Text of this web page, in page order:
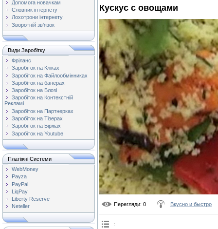
Допомога новачкам
Словник інтернету
Лохотрони інтернету
Зворотній зв'язок
Види Заробітку
Фріланс
Заробіток на Кліках
Заробіток на Файлообмінниках
Заробіток на банерах
Заробіток на Блозі
Заробіток на Контекстній
Рекламі
Заробіток на Партнерках
Заробіток на Тізерах
Заробіток на Біржах
Заробіток на Youtube
Платіжні Системи
WebMoney
Payza
PayPal
LiqPay
Liberty Reserve
Neteller
Кускус с овощами
Перегляди: 0 Вкусно и быстро
: